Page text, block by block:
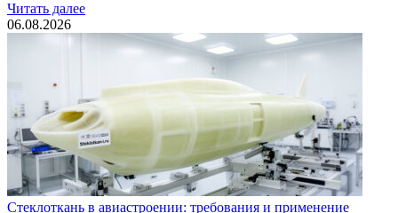
Читать далее
06.08.2026
Стеклоткань в авиастроении: требования и применение